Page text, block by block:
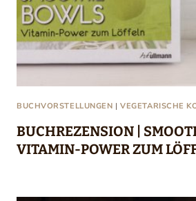
BUCHVORSTELLUNGEN |VEGETARISCHE
BUCHREZENSION |
VITAMIN-POWER ZUM